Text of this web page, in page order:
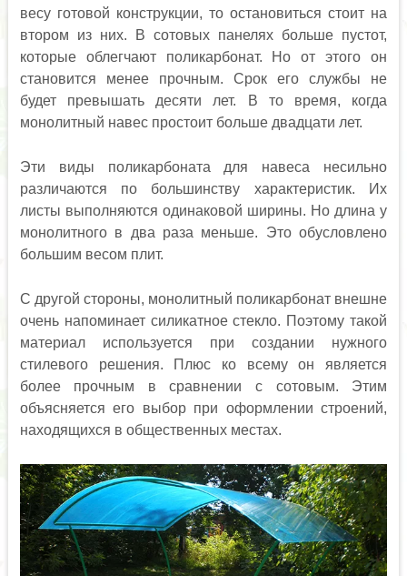
весу готовой конструкции, то остановиться стоит на
втором из них. В сотовых панелях больше пустот,
которые облегчают поликарбонат. Но от этого он
становится менее прочным. Срок его службы не
будет превышать десяти лет. В то время, когда
монолитный навес простоит больше двадцати лет.
Эти виды поликарбоната для навеса несильно
различаются по большинству характеристик. Их
листы выполняются одинаковой ширины. Но длина у
монолитного в два раза меньше. Это обусловлено
большим весом плит.
С другой стороны, монолитный поликарбонат внешне
очень напоминает силикатное стекло. Поэтому такой
материал используется при создании нужного
стилевого решения. Плюс ко всему он является
более прочным в сравнении с сотовым. Этим
объясняется его выбор при оформлении строений,
находящихся в общественных местах.